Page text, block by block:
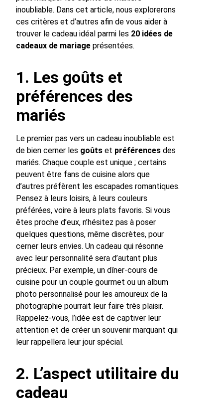
inoubliable. Dans cet article, nous explorerons
ces critères et d’autres afin de vous aider à
trouver le cadeau idéal parmi les 20 idées de
cadeaux de mariage présentées.
1. Les goûts et
préférences des
mariés
Le premier pas vers un cadeau inoubliable est
de bien cerner les goûts et préférences des
mariés. Chaque couple est unique ; certains
peuvent être fans de cuisine alors que
d’autres préfèrent les escapades romantiques.
Pensez à leurs loisirs, à leurs couleurs
préférées, voire à leurs plats favoris. Si vous
êtes proche d’eux, n’hésitez pas à poser
quelques questions, même discrètes, pour
cerner leurs envies. Un cadeau qui résonne
avec leur personnalité sera d’autant plus
précieux. Par exemple, un dîner-cours de
cuisine pour un couple gourmet ou un album
photo personnalisé pour les amoureux de la
photographie pourrait leur faire très plaisir.
Rappelez-vous, l’idée est de captiver leur
attention et de créer un souvenir marquant qui
leur rappellera leur jour spécial.
2. L’aspect utilitaire du
cadeau